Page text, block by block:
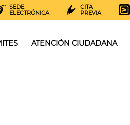
SEDE
ELECTRÓNICA
CITA
PREVIA
ATENCIÓN CIUDADANA